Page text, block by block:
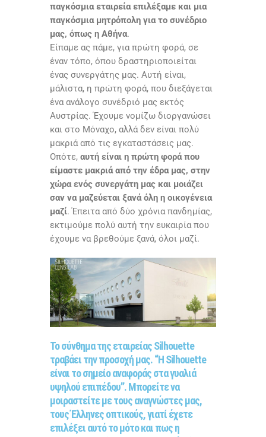
παγκόσμια εταιρεία επιλέξαμε και μια
παγκόσμια μητρόπολη για το συνέδριο
μας, όπως η Αθήνα.
Είπαμε ας πάμε, για πρώτη φορά, σε
έναν τόπο, όπου δραστηριοποιείται
ένας συνεργάτης μας. Αυτή είναι,
μάλιστα, η πρώτη φορά, που διεξάγεται
ένα ανάλογο συνέδριό μας εκτός
Αυστρίας. Έχουμε νομίζω διοργανώσει
και στο Μόναχο, αλλά δεν είναι πολύ
μακριά από τις εγκαταστάσεις μας.
Οπότε, αυτή είναι η πρώτη φορά που
είμαστε μακριά από την έδρα μας, στην
χώρα ενός συνεργάτη μας και μοιάζει
σαν να μαζεύεται ξανά όλη η οικογένεια
μαζί. Έπειτα από δύο χρόνια πανδημίας,
εκτιμούμε πολύ αυτή την ευκαιρία που
έχουμε να βρεθούμε ξανά, όλοι μαζί.
Το σύνθημα της εταιρείας Silhouette
τραβάει την προσοχή μας. “Η Silhouette
είναι το σημείο αναφοράς στα γυαλιά
υψηλού επιπέδου’’. Μπορείτε να
μοιραστείτε με τους αναγνώστες μας,
τους Έλληνες οπτικούς, γιατί έχετε
επιλέξει αυτό το μότο και πως η